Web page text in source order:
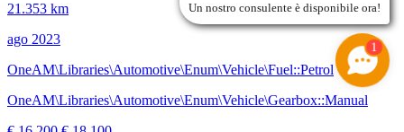
21.353 km
ago 2023
OneAM\Libraries\Automotive\Enum\Vehicle\Fuel::Petrol
OneAM\Libraries\Automotive\Enum\Vehicle\Gearbox::Manual
1
Un nostro consulente è disponibile ora!